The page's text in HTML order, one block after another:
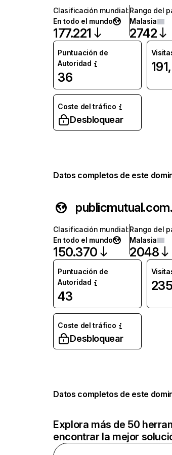
Clasificación mundial:
En todo el mundo
177.221
Rango del
Malasia
2742
Puntuación de
Autoridad
36
Coste del tráfico
Desbloquear
Datos completos de este
Clasificación mundial:
En todo el mundo
150.370
Rango del
Malasia
2048
Puntuación de
Autoridad
43
Coste del tráfico
Desbloquear
Datos completos de este
Explora más de 50
encontrar la mejor